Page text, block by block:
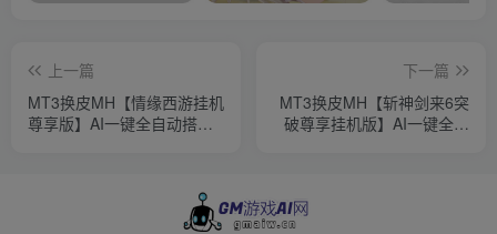
上一篇
MT3换皮MH【情缘西游挂机
尊享版】AI一键全自动搭建
后台+详细搭建教程+全套源
下一篇
MT3换皮MH【斩神剑来6突
破尊享挂机版】AI一键全自